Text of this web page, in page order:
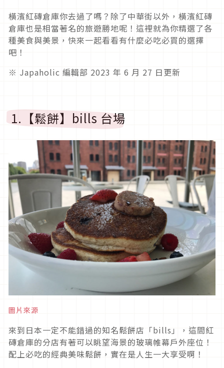
橫濱紅磚倉庫你去過了嗎？除了中華街以外，橫濱紅磚
倉庫也是相當著名的旅遊勝地呢！這裡就為你精選了各
種美食與美景，快來一起看看有什麼必吃必買的選擇
吧！
※ Japaholic 編輯部 2023 年 6 月 27 日更新
1.【鬆餅】bills 台場
圖片來源
來到日本一定不能錯過的知名鬆餅店「bills」，這間紅
磚倉庫的分店有著可以眺望海景的玻璃帷幕戶外座位！
配上必吃的經典美味鬆餅，實在是人生一大享受啊！